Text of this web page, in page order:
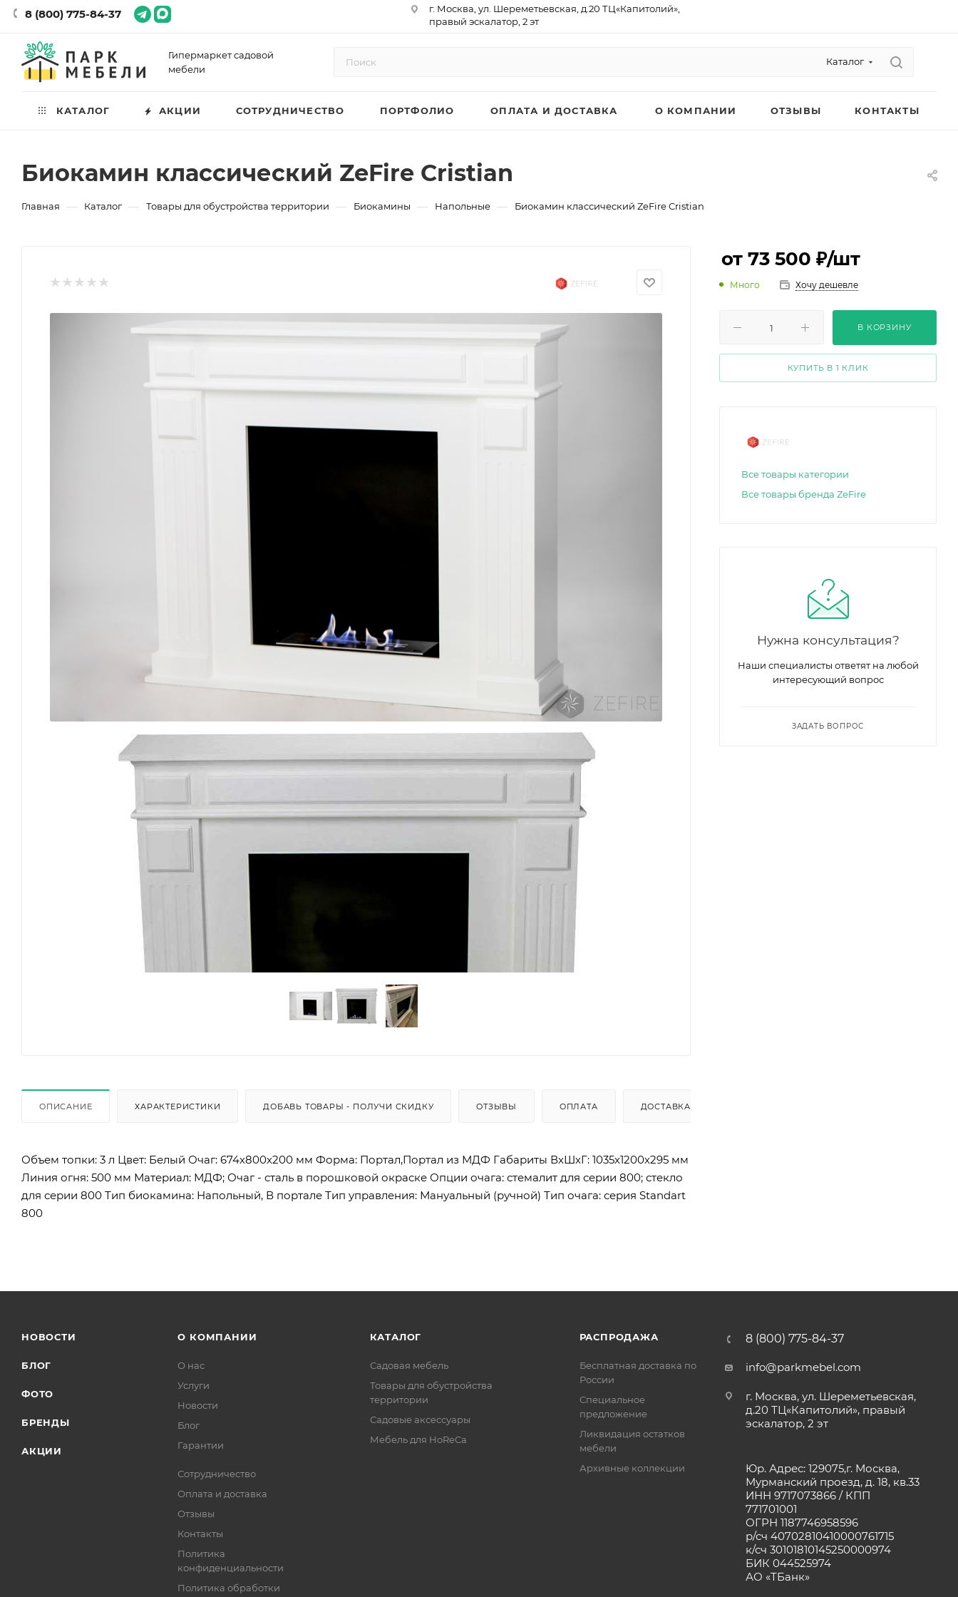
8 (800) 775-84-37
г. Москва, ул. Шереметьевская, д.20 ТЦ«Капитолий»,
правый эскалатор, 2 эт
р/сч 40702810410000761715
Гипермаркет садовой
мебели
Каталог
КАТАЛОГ АКЦИИ СОТРУДНИЧЕСТВО ПОРТФОЛИО ОПЛАТА И ДОСТАВКА О КОМПАНИИ ОТЗЫВЫ КОНТАКТЫ
Биокамин классический ZeFire Cristian
Главная — Каталог — Товары для обустройства территории — Биокамины — Напольные — Биокамин классический ZeFire Cristian
ОПИСАНИЕ ХАРАКТЕРИСТИКИ ДОБАВЬ ТОВАРЫ - ПОЛУЧИ СКИДКУ ОТЗЫВЫ ОПЛАТА ДОСТАВКА
Объем топки: 3 л Цвет: Белый Очаг: 674х800х200 мм Форма: Портал,Портал из МДФ Габариты ВхШхГ: 1035х1200х295 мм
Линия огня: 500 мм Материал: МДФ; Очаг - сталь в порошковой окраске Опции очага: стемалит для серии 800; стекло
для серии 800 Тип биокамина: Напольный, В портале Тип управления: Мануальный (ручной) Тип очага: серия Standart
800
от 73 500 ₽/шт
Много Хочу дешевле
В КОРЗИНУ
КУПИТЬ В 1 КЛИК
Все товары категории
Все товары бренда ZeFire
Нужна консультация?
Наши специалисты ответят на любой
интересующий вопрос
ЗАДАТЬ ВОПРОС
НОВОСТИ
БЛОГ
ФОТО
БРЕНДЫ
АКЦИИ
О КОМПАНИИ
О нас
Услуги
Новости
Блог
Гарантии
Сотрудничество
Оплата и доставка
Отзывы
Контакты
Политика
конфиденциальности
Политика обработки
КАТАЛОГ
Садовая мебель
Товары для обустройства
территории
Садовые аксессуары
Мебель для HoReCa
РАСПРОДАЖА
Бесплатная доставка по
России
Специальное
предложение
Ликвидация остатков
мебели
Архивные коллекции
8 (800) 775-84-37
info@parkmebel.com
г. Москва, ул. Шереметьевская,
д.20 ТЦ«Капитолий», правый
эскалатор, 2 эт
Юр. Адрес: 129075,г. Москва,
Мурманский проезд, д. 18, кв.33
ИНН 9717073866 / КПП
771701001
ОГРН 1187746958596
р/сч 40702810410000761715
к/сч 30101810145250000974
БИК 044525974
АО «ТБанк»